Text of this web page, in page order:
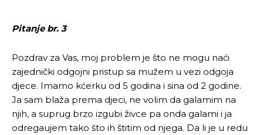
Pitanje br. 3
Pozdrav za Vas, moj problem je što ne mogu naći
zajednički odgojni pristup sa mužem u vezi odgoja
djece. Imamo kćerku od 5 godina i sina od 2 godine.
Ja sam blaža prema djeci, ne volim da galamim na
njih, a suprug brzo izgubi živce pa onda galami i ja
odregaujem tako što ih štitim od njega. Da li je u redu